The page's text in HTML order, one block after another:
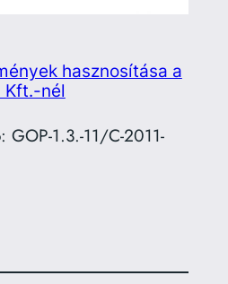
hasznosítása a
Kft.-nél
GOP-1.3.-11/C-2011-